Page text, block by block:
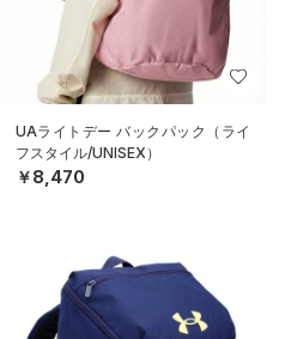
UAライトデー バックパック（ライ
フスタイル/UNISEX）
￥8,470